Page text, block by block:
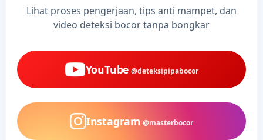
Lihat proses pengerjaan, tips anti mampet, dan
video deteksi bocor tanpa bongkar
YouTube @deteksipipabocor
Instagram @masterbocor